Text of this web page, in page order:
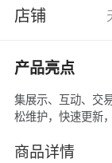
店铺
产品亮点
集展示、互动、交
松维护，快速更新
商品详情